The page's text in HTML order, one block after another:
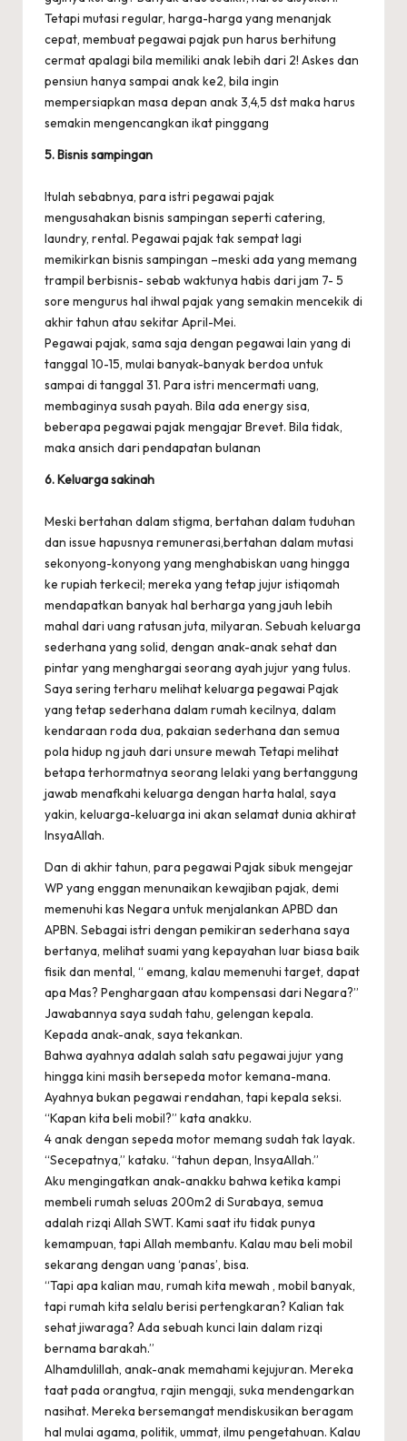
Tetapi mutasi regular, harga-harga yang menanjak
cepat, membuat pegawai pajak pun harus berhitung
cermat apalagi bila memiliki anak lebih dari 2! Askes dan
pensiun hanya sampai anak ke2, bila ingin
mempersiapkan masa depan anak 3,4,5 dst maka harus
semakin mengencangkan ikat pinggang
5. Bisnis sampingan
Itulah sebabnya, para istri pegawai pajak
mengusahakan bisnis sampingan seperti catering,
laundry, rental. Pegawai pajak tak sempat lagi
memikirkan bisnis sampingan –meski ada yang memang
trampil berbisnis- sebab waktunya habis dari jam 7- 5
sore mengurus hal ihwal pajak yang semakin mencekik di
akhir tahun atau sekitar April-Mei.
Pegawai pajak, sama saja dengan pegawai lain yang di
tanggal 10-15, mulai banyak-banyak berdoa untuk
sampai di tanggal 31. Para istri mencermati uang,
membaginya susah payah. Bila ada energy sisa,
beberapa pegawai pajak mengajar Brevet. Bila tidak,
maka ansich dari pendapatan bulanan
6. Keluarga sakinah
Meski bertahan dalam stigma, bertahan dalam tuduhan
dan issue hapusnya remunerasi,bertahan dalam mutasi
sekonyong-konyong yang menghabiskan uang hingga
ke rupiah terkecil; mereka yang tetap jujur istiqomah
mendapatkan banyak hal berharga yang jauh lebih
mahal dari uang ratusan juta, milyaran. Sebuah keluarga
sederhana yang solid, dengan anak-anak sehat dan
pintar yang menghargai seorang ayah jujur yang tulus.
Saya sering terharu melihat keluarga pegawai Pajak
yang tetap sederhana dalam rumah kecilnya, dalam
kendaraan roda dua, pakaian sederhana dan semua
pola hidup ng jauh dari unsure mewah Tetapi melihat
betapa terhormatnya seorang lelaki yang bertanggung
jawab menafkahi keluarga dengan harta halal, saya
yakin, keluarga-keluarga ini akan selamat dunia akhirat
InsyaAllah.
Dan di akhir tahun, para pegawai Pajak sibuk mengejar
WP yang enggan menunaikan kewajiban pajak, demi
memenuhi kas Negara untuk menjalankan APBD dan
APBN. Sebagai istri dengan pemikiran sederhana saya
bertanya, melihat suami yang kepayahan luar biasa baik
fisik dan mental, “ emang, kalau memenuhi target, dapat
apa Mas? Penghargaan atau kompensasi dari Negara?”
Jawabannya saya sudah tahu, gelengan kepala.
Kepada anak-anak, saya tekankan.
Bahwa ayahnya adalah salah satu pegawai jujur yang
hingga kini masih bersepeda motor kemana-mana.
Ayahnya bukan pegawai rendahan, tapi kepala seksi.
“Kapan kita beli mobil?” kata anakku.
4 anak dengan sepeda motor memang sudah tak layak.
“Secepatnya,” kataku. “tahun depan, InsyaAllah.”
Aku mengingatkan anak-anakku bahwa ketika kampi
membeli rumah seluas 200m2 di Surabaya, semua
adalah rizqi Allah SWT. Kami saat itu tidak punya
kemampuan, tapi Allah membantu. Kalau mau beli mobil
sekarang dengan uang ‘panas’, bisa.
“Tapi apa kalian mau, rumah kita mewah , mobil banyak,
tapi rumah kita selalu berisi pertengkaran? Kalian tak
sehat jiwaraga? Ada sebuah kunci lain dalam rizqi
bernama barakah.”
Alhamdulillah, anak-anak memahami kejujuran. Mereka
taat pada orangtua, rajin mengaji, suka mendengarkan
nasihat. Mereka bersemangat mendiskusikan beragam
hal mulai agama, politik, ummat, ilmu pengetahuan. Kalau